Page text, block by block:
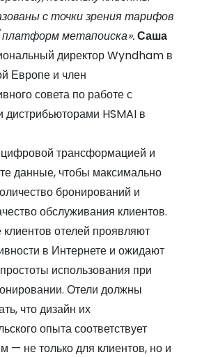
с точки зрения тарифов
платформ метапоиска».Саша
директор Wyndham в
Европе и член
совета по работе с
дистрибьюторами HSMAI в
трансформацией и
данные, чтобы максимально
бронирований и
обслуживания клиентов.
отелей проявляют
в Интернете и ожидают
использования при
Отели должны
что дизайн их
опыта соответствует
— не только для клиентов, но и